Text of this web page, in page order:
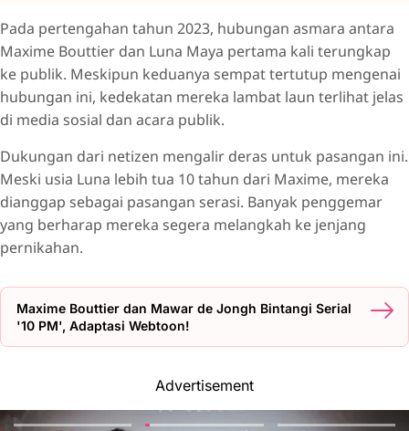
Pada pertengahan tahun 2023, hubungan asmara antara
Maxime Bouttier dan Luna Maya pertama kali terungkap
ke publik. Meskipun keduanya sempat tertutup mengenai
hubungan ini, kedekatan mereka lambat laun terlihat jelas
di media sosial dan acara publik.
Dukungan dari netizen mengalir deras untuk pasangan ini.
Meski usia Luna lebih tua 10 tahun dari Maxime, mereka
dianggap sebagai pasangan serasi. Banyak penggemar
yang berharap mereka segera melangkah ke jenjang
pernikahan.
Maxime Bouttier dan Mawar de Jongh Bintangi Serial
'10 PM', Adaptasi Webtoon!
Advertisement